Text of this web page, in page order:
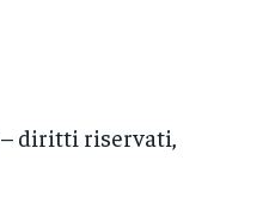
– diritti riservati,